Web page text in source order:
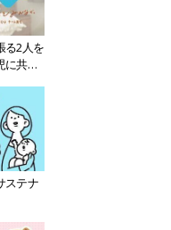
る2人を
に共感
ステナ